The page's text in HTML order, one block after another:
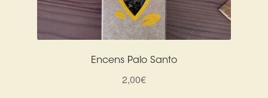
Encens Palo Santo
2,00€